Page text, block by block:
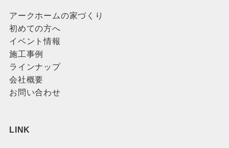
アークホームの家づくり
初めての方へ
イベント情報
施工事例
ラインナップ
会社概要
お問い合わせ
LINK